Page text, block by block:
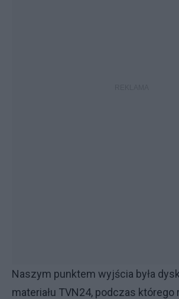
Naszym punktem wyjścia była
materiału TVN24, podczas którego